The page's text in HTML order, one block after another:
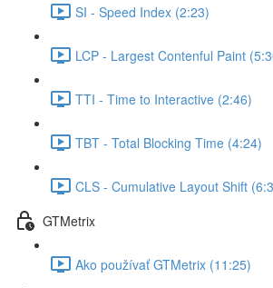
SI - Speed Index (2:23)
LCP - Largest Contenful Paint
TTI - Time to Interactive (2:46)
TBT - Total Blocking Time (4:24)
CLS - Cumulative Layout Shift
GTMetrix
Ako používať GTMetrix (11:25)